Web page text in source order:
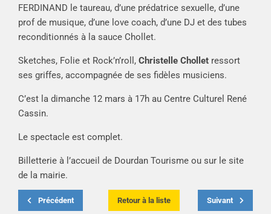
FERDINAND le taureau, d’une prédatrice sexuelle, d’une
prof de musique, d’une love coach, d’une DJ et des tubes
reconditionnés à la sauce Chollet.
Sketches, Folie et Rock’n’roll, Christelle Chollet ressort
ses griffes, accompagnée de ses fidèles musiciens.
C’est la dimanche 12 mars à 17h au Centre Culturel René
Cassin.
Le spectacle est complet.
Billetterie à l’accueil de Dourdan Tourisme ou sur le site
de la mairie.
Précédent Retour à la liste Suivant